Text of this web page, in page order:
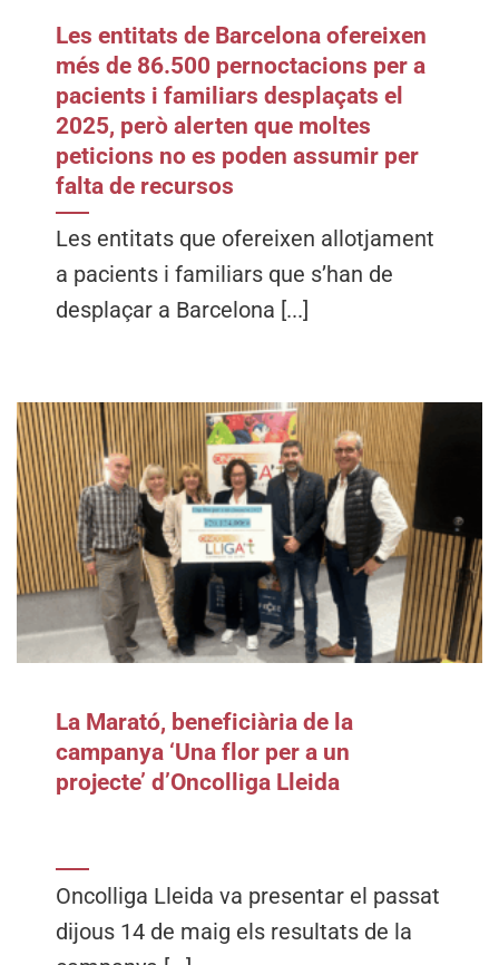
Les entitats de Barcelona ofereixen
més de 86.500 pernoctacions per a
pacients i familiars desplaçats el
2025, però alerten que moltes
peticions no es poden assumir per
falta de recursos
Les entitats que ofereixen allotjament
a pacients i familiars que s’han de
desplaçar a Barcelona [...]
La Marató, beneficiària de la
campanya ‘Una flor per a un
projecte’ d’Oncolliga Lleida
Oncolliga Lleida va presentar el passat
dijous 14 de maig els resultats de la